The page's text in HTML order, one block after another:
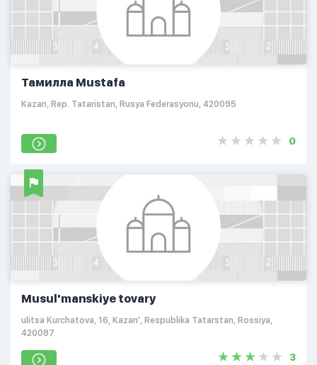
Тамилла Mustafa
Kazan, Rep. Tataristan, Rusya Federasyonu, 420095
0
Musul'manskiye tovary
ulitsa Kurchatova, 16, Kazan', Respublika Tatarstan, Rossiya,
420087
3